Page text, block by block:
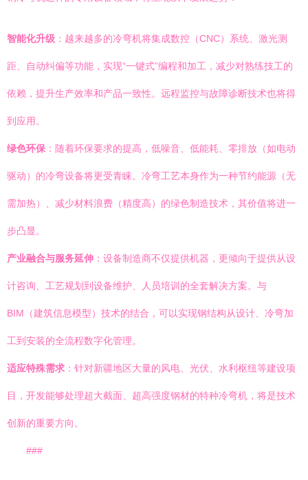
智能化升级 ：越来越多的冷弯机将集成数控（CNC）系统、激光测
距、自动纠偏等功能，实现“一键式”编程和加工，减少对熟练技工的
依赖，提升生产效率和产品一致性。远程监控与故障诊断技术也将得
到应用。
绿色环保 ：随着环保要求的提高，低噪音、低能耗、零排放（如电动
驱动）的冷弯设备将更受青睐。冷弯工艺本身作为一种节约能源（无
需加热）、减少材料浪费（精度高）的绿色制造技术，其价值将进一
步凸显。
产业融合与服务延伸 ：设备制造商不仅提供机器，更倾向于提供从设
计咨询、工艺规划到设备维护、人员培训的全套解决方案。与
BIM（建筑信息模型）技术的结合，可以实现钢结构从设计、冷弯加
工到安装的全流程数字化管理。
适应特殊需求 ：针对新疆地区大量的风电、光伏、水利枢纽等建设项
目，开发能够处理超大截面、超高强度钢材的特种冷弯机，将是技术
创新的重要方向。
###